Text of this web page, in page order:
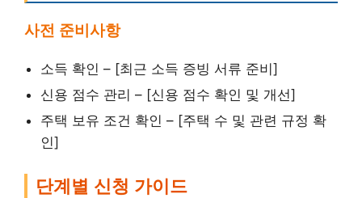
사전 준비사항
소득 확인 – [최근 소득 증빙 서류 준비]
신용 점수 관리 – [신용 점수 확인 및 개선]
주택 보유 조건 확인 – [주택 수 및 관련 규정 확
인]
단계별 신청 가이드